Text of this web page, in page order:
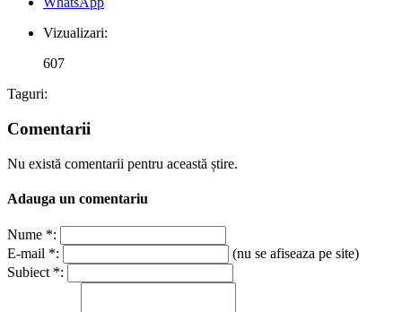
Vizualizari:
607
Taguri:
Comentarii
Nu există comentarii pentru această știre.
Adauga un comentariu
Nume *:
E-mail *:
(nu se afiseaza pe site)
Subiect *: